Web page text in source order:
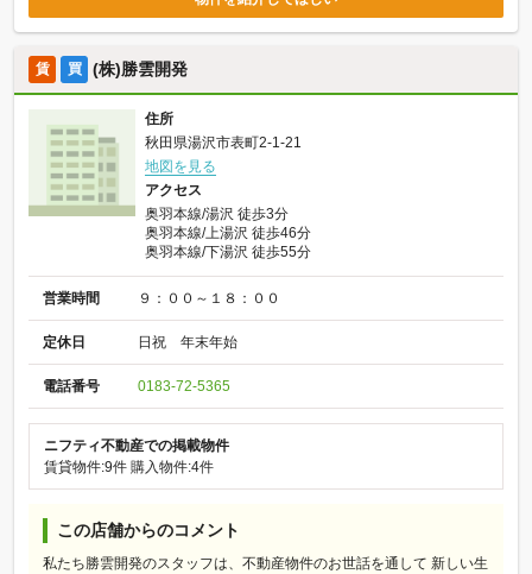
賃 買 (株)勝雲開発
住所
秋田県湯沢市表町2-1-21
地図を見る
アクセス
奥羽本線/湯沢 徒歩3分
奥羽本線/上湯沢 徒歩46分
奥羽本線/下湯沢 徒歩55分
営業時間 ９：００～１８：００
定休日 日祝 年末年始
電話番号 0183-72-5365
ニフティ不動産での掲載物件
賃貸物件:9件 購入物件:4件
この店舗からのコメント
私たち勝雲開発のスタッフは、不動産物件のお世話を通して 新しい生